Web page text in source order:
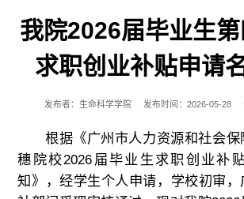
我院2026届毕业生
求职创业补贴申请
发布者：生命科学学院 发布时间：2026-05-28
根据《广州市人力资源和社会
穗院校2026届毕业生求职创业补
知》，经学生个人申请，学校初审